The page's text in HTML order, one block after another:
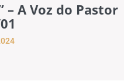
– A Voz do Pastor